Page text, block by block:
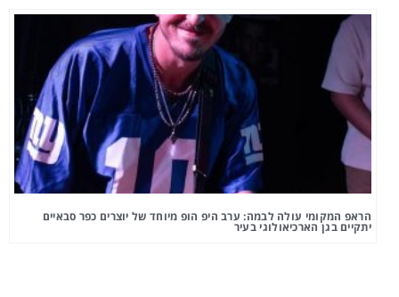
הראפ המקומי עולה לבמה: ערב היפ הופ מיוחד של יוצרים כפר סבאיים
יתקיים בגן הארכיאולוגי בעיר